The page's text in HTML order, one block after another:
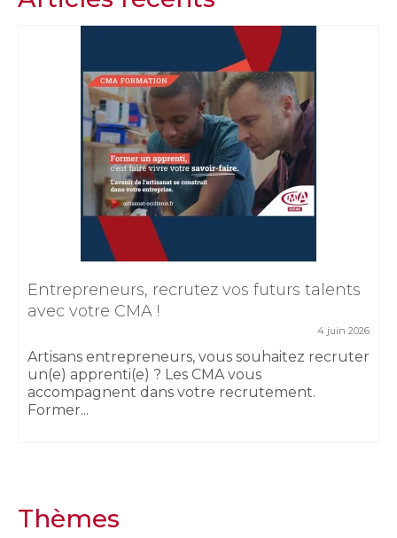
Entrepreneurs, recrutez vos futurs talents
avec votre CMA !
4 juin 2026
Artisans entrepreneurs, vous souhaitez recruter
un(e) apprenti(e) ? Les CMA vous
accompagnent dans votre recrutement.
Former...
Thèmes